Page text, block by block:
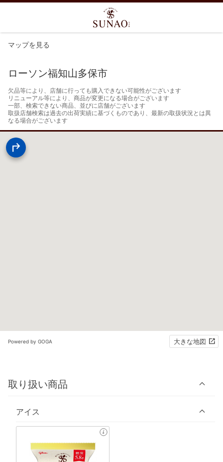
マップを見る
ローソン福知山多保市
欠品等により、店舗に行っても購入できない可能性がございます
リニューアル等により、商品が変更になる場合がございます
一部、検索できない商品、並びに店舗がございます
取扱店舗検索は過去の出荷実績に基づくものであり、最新の取扱状況とは異
なる場合がございます
Powered by GOGA 大きな地図
取り扱い商品
アイス